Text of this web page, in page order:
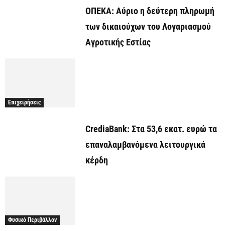
ΟΠΕΚΑ: Αύριο η δεύτερη πληρωμή
των δικαιούχων του Λογαριασμού
Αγροτικής Εστίας
Επιχειρήσεις
CrediaBank: Στα 53,6 εκατ. ευρώ τα
επαναλαμβανόμενα λειτουργικά
κέρδη
Φυσικό Περιβάλλον